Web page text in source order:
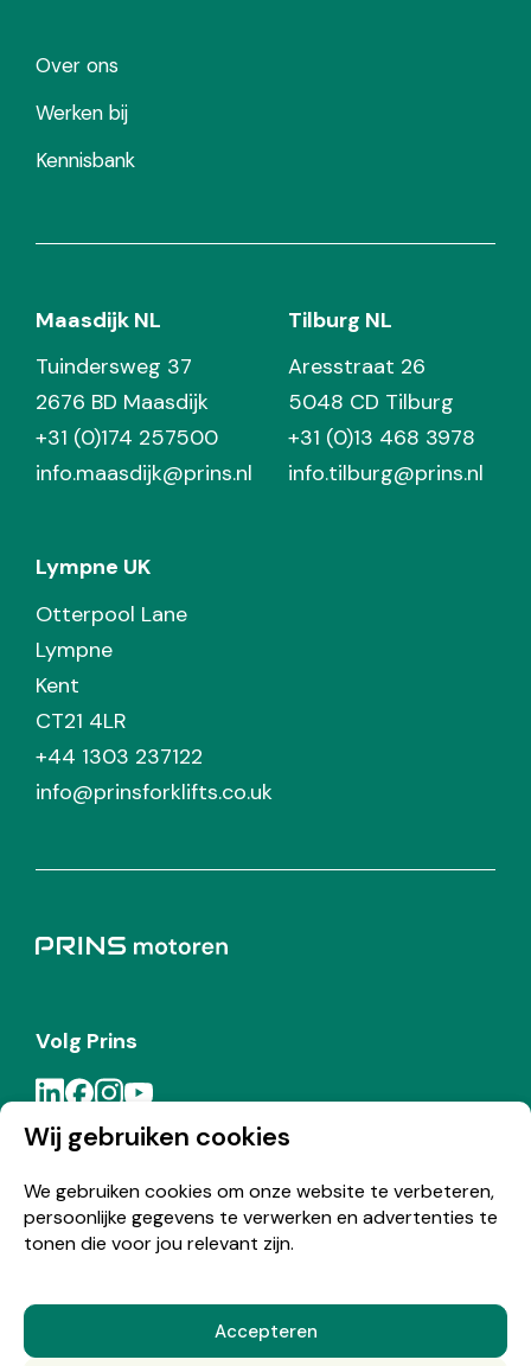
Wij gebruiken cookies
We gebruiken cookies om onze website te verbeteren,
persoonlijke gegevens te verwerken en advertenties te
tonen die voor jou relevant zijn.
Accepteren
Over ons
Werken bij
Kennisbank
Maasdijk NL
Tuindersweg 37
2676 BD Maasdijk
+31 (0)174 257500
info.maasdijk@prins.nl
Tilburg NL
Aresstraat 26
5048 CD Tilburg
+31 (0)13 468 3978
info.tilburg@prins.nl
Lympne UK
Otterpool Lane
Lympne
Kent
CT21 4LR
+44 1303 237122
info@prinsforklifts.co.uk
Volg Prins
Meld je aan voor de Prins nieuwsbrief
© Copyright 2026 Prins